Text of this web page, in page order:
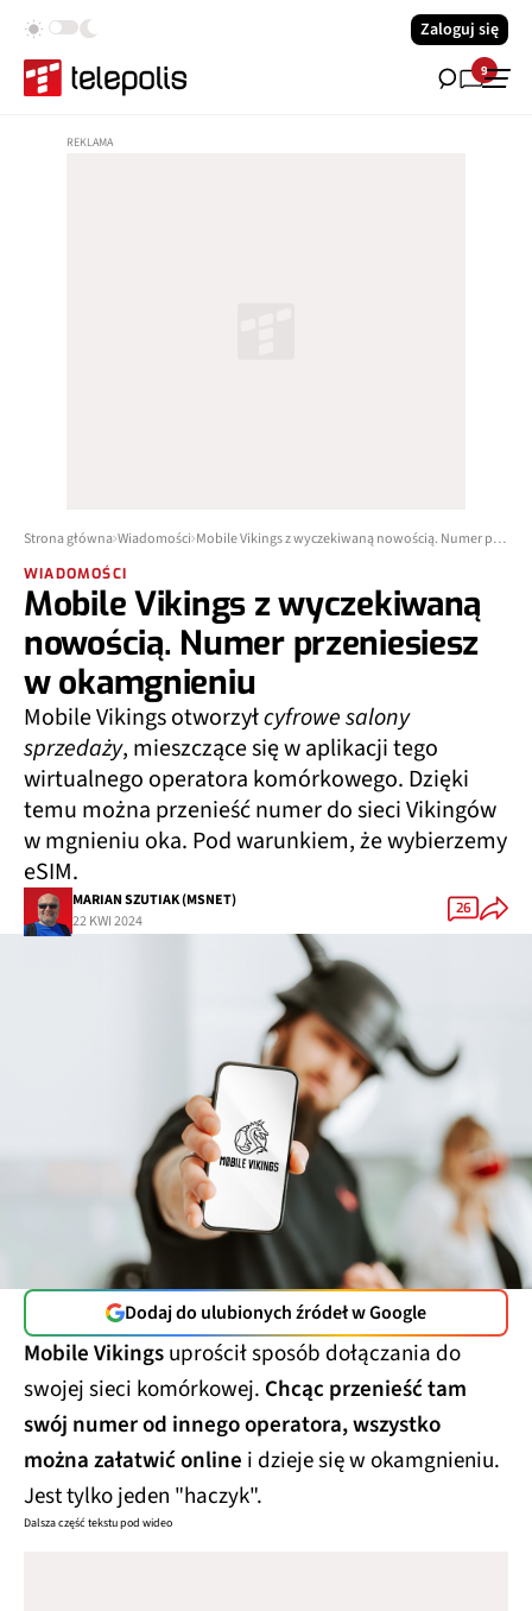
Zaloguj się
9
Strona główna Wiadomości Mobile Vikings z wyczekiwaną nowością. Numer przeniesiesz w okamgnieniu
WIADOMOŚCI
Mobile Vikings z wyczekiwaną
nowością. Numer przeniesiesz
w okamgnieniu
Mobile Vikings otworzyłcyfrowe salony
sprzedaży, mieszczące się w aplikacji tego
wirtualnego operatora komórkowego. Dzięki
temu można przenieść numer do sieci Vikingów
w mgnieniu oka. Pod warunkiem, że wybierzemy
eSIM.
MARIAN SZUTIAK (MSNET)
22 KWI 2024
26
Dodaj do ulubionych źródeł w Google
Mobile Vikingsuprościł sposób dołączania do
swojej sieci komórkowej. Chcąc przenieść tam
swój numer od innego operatora, wszystko
można załatwić online i dzieje się w okamgnieniu.
Jest tylko jeden "haczyk".
Dalsza część tekstu pod wideo